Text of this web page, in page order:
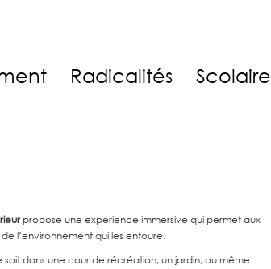
Radicalités Scolaire
propose une expérience immersive qui permet aux
l’environnement qui les entoure.
dans une cour de récréation, un jardin, ou même